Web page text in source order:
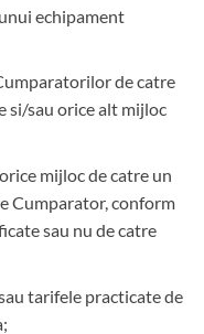
echipament
de catre
si/sau orice alt mijloc
mijloc de catre un
Cumparator, conform
sau nu de catre
tarifele practicate de